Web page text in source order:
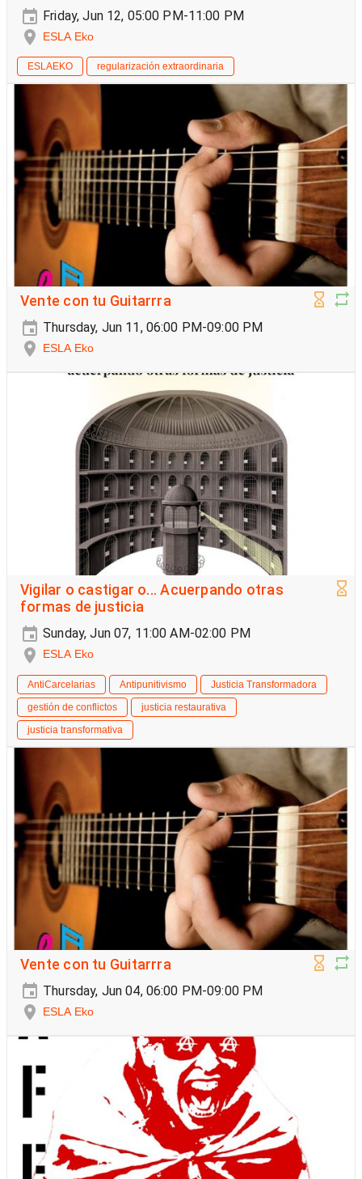
Friday, Jun 12, 05:00 PM-11:00 PM
ESLA Eko
ESLAEKO regularización extraordinaria
Vente con tu Guitarrra
Thursday, Jun 11, 06:00 PM-09:00 PM
ESLA Eko
Vigilar o castigar o... Acuerpando otras
formas de justicia
Sunday, Jun 07, 11:00 AM-02:00 PM
ESLA Eko
AntiCarcelarias Antipunitivismo
Justicia Transformadora
gestión de conflictos
justicia restaurativa
justicia transformativa
Vente con tu Guitarrra
Thursday, Jun 04, 06:00 PM-09:00 PM
ESLA Eko